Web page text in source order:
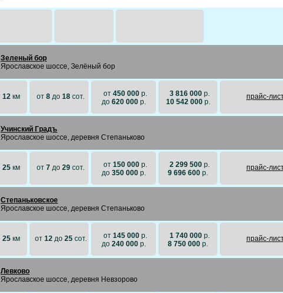
Зеленый бор
Ярославское шоссе, Зелёный бор
12км от 8 до 18 сот. от 450 000р.
до 620 000р.
3 816 000р.
10 542 000р.
прайc-
Учинский Градъ
Ярославское шоссе, деревня Степаньково
25км от 7 до 29 сот. от 150 000р.
до 350 000р.
2 299 500р.
9 696 600 р.
прайc-
Степаньковское
Ярославское шоссе, деревня Степаньково
25км от 12до 25сот. от 145 000р.
до 240 000р.
1 740 000р.
8 750 000 р.
прайc-
Левково
Ярославское шоссе, деревня Невзорово